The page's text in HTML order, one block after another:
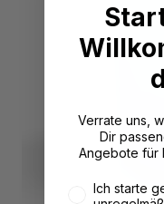
Verrate uns,
Dir
Angebote für
Wie oft
Ich starte